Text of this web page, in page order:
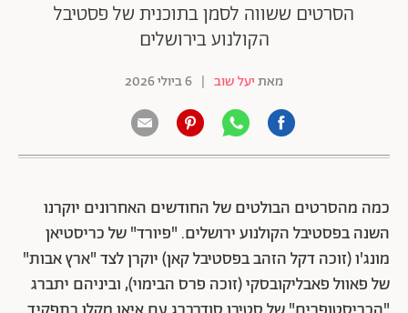
הסרטים ששווה לסמן בתוכנית של פסטיבל
הקולנוע בירושלים
מאתיעל שוב | 6 ביולי 2026
כמה מהסרטים הבולטים של החודשים האחרונים יוקרנו
השנה בפסטיבל הקולנוע ירושלים. "פיורד" של כריסטיאן
מונג'ו (זוכה דקל הזהב בפסטיבל קאן) יוקרן לצד "ארץ אבות"
של פאוול פאבליקובסקי (זוכה פרס הבימוי), וביניהם יתברג